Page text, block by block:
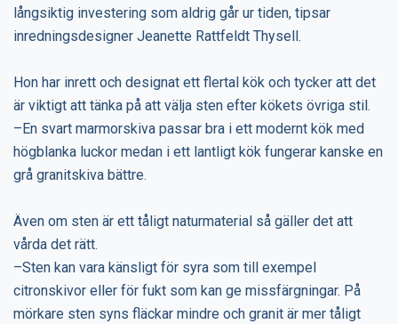
långsiktig investering som aldrig går ur tiden, tipsar
inredningsdesigner Jeanette Rattfeldt Thysell.
Hon har inrett och designat ett flertal kök och tycker att det
är viktigt att tänka på att välja sten efter kökets övriga stil.
–En svart marmorskiva passar bra i ett modernt kök med
högblanka luckor medan i ett lantligt kök fungerar kanske en
grå granitskiva bättre.
Även om sten är ett tåligt naturmaterial så gäller det att
vårda det rätt.
–Sten kan vara känsligt för syra som till exempel
citronskivor eller för fukt som kan ge missfärgningar. På
mörkare sten syns fläckar mindre och granit är mer tåligt